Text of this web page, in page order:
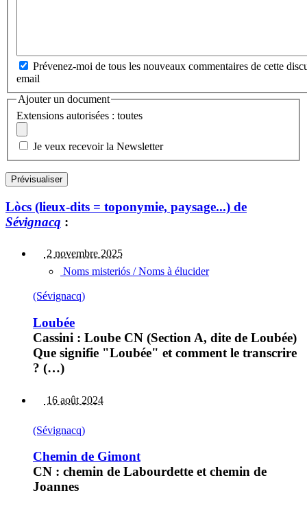
Prévenez-moi de tous les nouveaux commentaires de cette
email
Ajouter un document
Extensions autorisées : toutes
Je veux recevoir la Newsletter
Lòcs (lieux-dits = toponymie, paysage...) de
Sévignacq :
2 novembre 2025
Noms misteriós / Noms à élucider
(Sévignacq)
Loubée
Cassini : Loube CN (Section A, dite de Loubée)
Que signifie "Loubée" et comment le transcrire
? (…)
16 août 2024
(Sévignacq)
Chemin de Gimont
CN : chemin de Labourdette et chemin de
Joannes